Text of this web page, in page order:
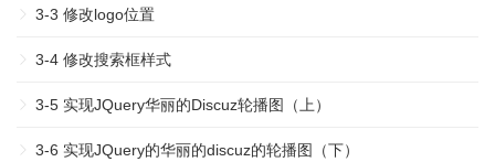
3-3 修改logo位置
3-4 修改搜索框样式
3-5 实现JQuery华丽的Discuz轮播图（上）
3-6 实现JQuery的华丽的discuz的轮播图（下）